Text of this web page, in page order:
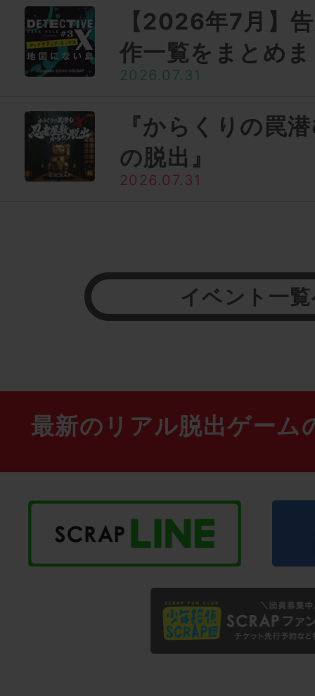
【2026年7月】
作一覧をまとめ
2026.07.31
『からくりの罠
の脱出』
2026.07.31
イベント一
最新のリアル脱出ゲーム